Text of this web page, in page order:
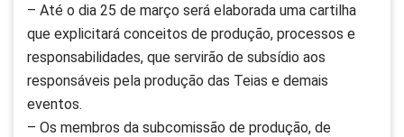
– Até o dia 25 de março será elaborada uma cartilha
que explicitará conceitos de produção, processos e
responsabilidades, que servirão de subsídio aos
responsáveis pela produção das Teias e demais
eventos.
– Os membros da subcomissão de produção, de